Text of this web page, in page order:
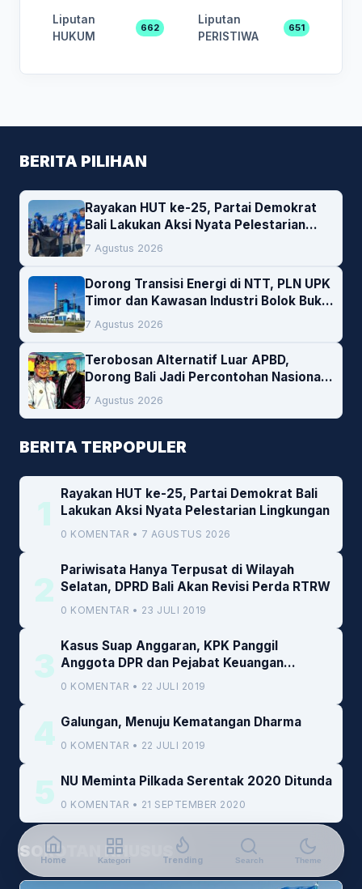
Liputan
HUKUM
662
Liputan
PERISTIWA
651
BERITA PILIHAN
Rayakan HUT ke-25, Partai Demokrat
Bali Lakukan Aksi Nyata Pelestarian
Lingkungan
7 Agustus 2026
Dorong Transisi Energi di NTT, PLN UPK
Timor dan Kawasan Industri Bolok Buka
Peluang Investasi Woodchip untuk
Cofiring PLTU Bolok
7 Agustus 2026
Terobosan Alternatif Luar APBD,
Dorong Bali Jadi Percontohan Nasional
Pembiayaan Daerah
7 Agustus 2026
BERITA TERPOPULER
1
Rayakan HUT ke-25, Partai Demokrat Bali
Lakukan Aksi Nyata Pelestarian Lingkungan
0 KOMENTAR • 7 AGUSTUS 2026
2
Pariwisata Hanya Terpusat di Wilayah
Selatan, DPRD Bali Akan Revisi Perda RTRW
0 KOMENTAR • 23 JULI 2019
3
Kasus Suap Anggaran, KPK Panggil
Anggota DPR dan Pejabat Keuangan
Kemenkeu
0 KOMENTAR • 22 JULI 2019
4 Galungan, Menuju Kematangan Dharma
0 KOMENTAR • 22 JULI 2019
5 NU Meminta Pilkada Serentak 2020 Ditunda
0 KOMENTAR • 21 SEPTEMBER 2020
SOROTAN KHUSUS
Home Kategori Trending Search Theme